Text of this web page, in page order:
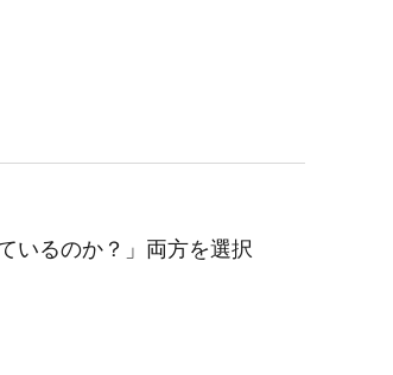
いるのか？」両方を選択